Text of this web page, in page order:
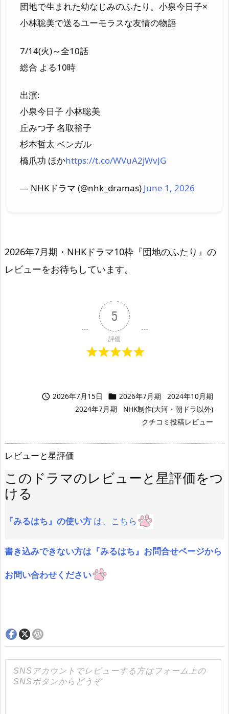
団地で生まれた幼なじみのふたり。小泉今日子×
小林聡美で送るユーモラスな友情の物語
7/14(火)～全10話
総合 よる10時
出演:
小泉今日子 小林聡美
丘みつ子 名取裕子
杉本哲太 ベンガル
橋爪功 ほかhttps://t.co/WVuA2jWvJG
— NHKドラマ (@nhk_dramas) June 1, 2026
2026年7月期・NHKドラマ10枠『団地のふたり』の
レビューをお待ちしています。
5
評価
 2026年7月15日  2026年7月期
2024年10月期
2024年7月期
NHK制作(大河・朝ドラ以外)
クチコミ投稿レビュー
レビューと星評価
このドラマのレビューと星評価をつ
ける
『みるはち』の使い方 は、こちら
書き込みできない方は『みるはち』お問合せページから
お問い合わせください